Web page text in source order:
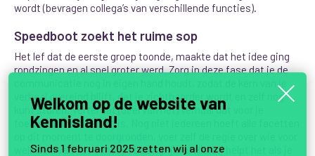
wordt (bevragen collega’s van verschillende functies).
Speedboot zoekt het ruime sop
Het lef dat de eerste groep toonde, maakte dat het idee ging
rondzingen en al snel groter werd. Zorg in deze fase dat je de
communicatie nog in eigen hand houdt, zodat de kern van je
verhaal overeind blijft, dat je zichtbaarder wordt en zelf nog
kunt sturen. Vertel dat (deel van het) verhaal dat voor je
toehoorder van belang is. Nog niet iedereen hoeft alle facetten
welk deel van het concept belangrijk is. Hierbij helpt het als je
Welkom op de website van
Kennisland!
Sinds 1 februari 2025 zetten wij al onze